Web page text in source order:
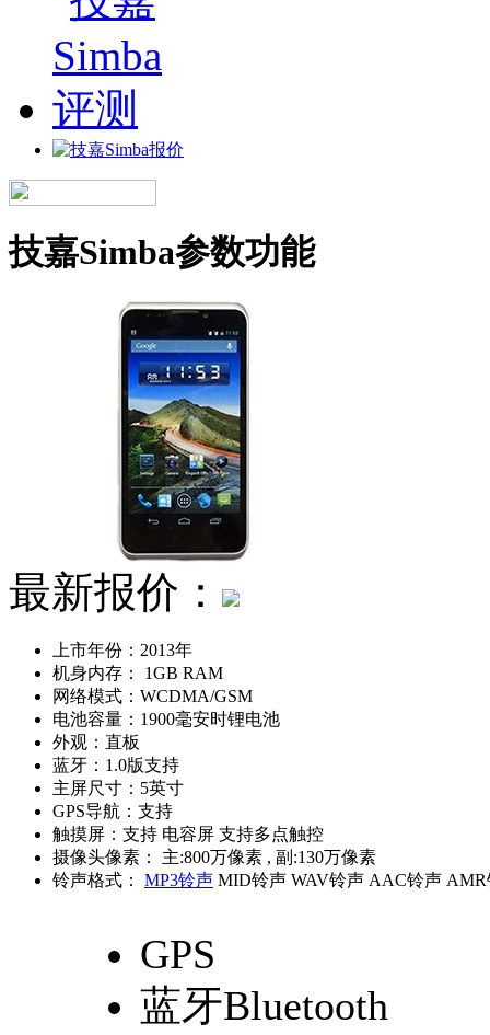
技嘉Simba参数功能
最新报价：
上市年份： 2013年
机身内存：
1GB RAM
网络模式： WCDMA/GSM
电池容量： 1900毫安时锂电池
外观： 直板
蓝牙： 1.0版支持
主屏尺寸： 5英寸
GPS导航： 支持
触摸屏： 支持 电容屏 支持多点触控
摄像头像素：
主:800万像素 , 副:130万像素
铃声格式：
MP3铃声 MID铃声 WAV铃声 AAC铃声
GPS
蓝牙Bluetooth